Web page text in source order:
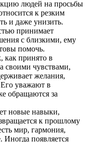
людей на просьбы
к резким
и даже унизить.
принимает
с близкими, ему
помочь.
как принято в
своими чувствами,
желания,
уважают в
обращаются за
новые навыки,
к прошлому
мир, гармония,
Иногда появляется